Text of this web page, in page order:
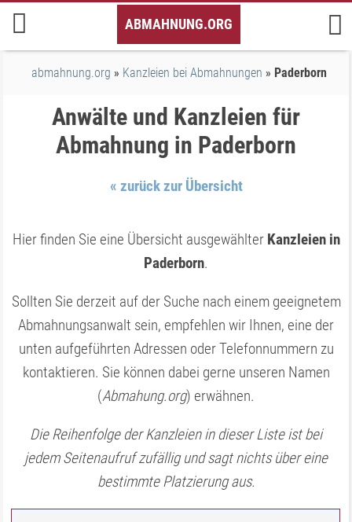
Inhalt
springen
ABMAHNUNG.ORG
abmahnung.org Kanzleien bei Abmahnungen Paderborn
Anwälte und Kanzleien für
Abmahnung in Paderborn
« zurück zur Übersicht
Hier finden Sie eine Übersicht ausgewählter Kanzleien in
Paderborn.
Sollten Sie derzeit auf der Suche nach einem geeignetem
Abmahnungsanwalt sein, empfehlen wir Ihnen, eine der
unten aufgeführten Adressen oder Telefonnummern zu
kontaktieren. Sie können dabei gerne unseren Namen
(Abmahung.org) erwähnen.
Die Reihenfolge der Kanzleien in dieser Liste ist bei
jedem Seitenaufruf zufällig und sagt nichts über eine
bestimmte Platzierung aus.